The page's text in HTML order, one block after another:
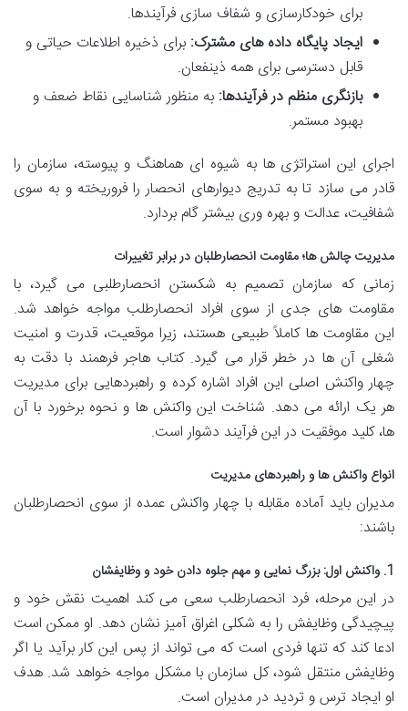
برای خودکارسازی و شفاف سازی فرآیندها.
ایجاد پایگاه داده های مشترک: برای ذخیره اطلاعات حیاتی و
قابل دسترسی برای همه ذینفعان.
بازنگری منظم در فرآیندها: به منظور شناسایی نقاط ضعف و
بهبود مستمر.
اجرای این استراتژی ها به شیوه ای هماهنگ و پیوسته، سازمان را
قادر می سازد تا به تدریج دیوارهای انحصار را فروریخته و به سوی
شفافیت، عدالت و بهره وری بیشتر گام بردارد.
مدیریت چالش ها؛ مقاومت انحصارطلبان در برابر تغییرات
زمانی که سازمان تصمیم به شکستن انحصارطلبی می گیرد، با
مقاومت های جدی از سوی افراد انحصارطلب مواجه خواهد شد.
این مقاومت ها کاملاً طبیعی هستند، زیرا موقعیت، قدرت و امنیت
شغلی آن ها در خطر قرار می گیرد. کتاب هاجر فرهمند با دقت به
چهار واکنش اصلی این افراد اشاره کرده و راهبردهایی برای مدیریت
هر یک ارائه می دهد. شناخت این واکنش ها و نحوه برخورد با آن
ها، کلید موفقیت در این فرآیند دشوار است.
انواع واکنش ها و راهبردهای مدیریت
مدیران باید آماده مقابله با چهار واکنش عمده از سوی انحصارطلبان
باشند:
1. واکنش اول: بزرگ نمایی و مهم جلوه دادن خود و وظایفشان
در این مرحله، فرد انحصارطلب سعی می کند اهمیت نقش خود و
پیچیدگی وظایفش را به شکلی اغراق آمیز نشان دهد. او ممکن است
ادعا کند که تنها فردی است که می تواند از پس این کار برآید یا اگر
وظایفش منتقل شود، کل سازمان با مشکل مواجه خواهد شد. هدف
او ایجاد ترس و تردید در مدیران است.